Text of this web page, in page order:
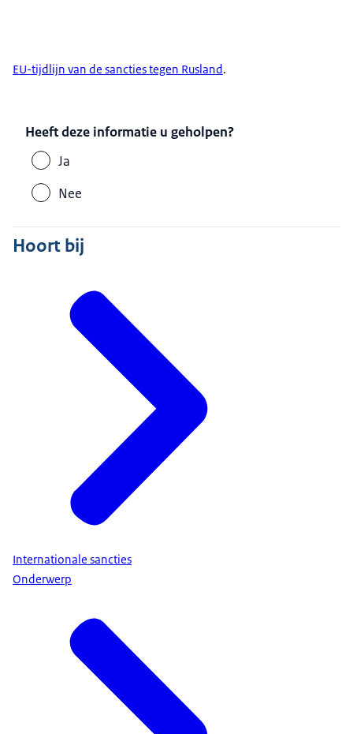
EU-tijdlijn van de sancties tegen Rusland.
Heeft deze informatie u geholpen?
Ja
Nee
Hoort bij
Internationale sancties
Onderwerp